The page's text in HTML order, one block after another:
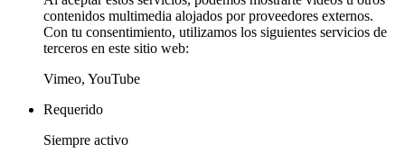
contenidos multimedia alojados por proveedores externos.
Con tu consentimiento, utilizamos los siguientes servicios de
terceros en este sitio web:
Vimeo, YouTube
Requerido
Siempre activo